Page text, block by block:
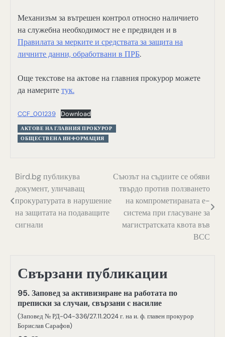
Механизъм за вътрешен контрол относно наличието
на служебна необходимост не е предвиден и в
Правилата за мерките и средствата за защита на
личните данни, обработвани в ПРБ.
Още текстове на актове на главния прокурор можете
да намеритетук.
CCF_001239 Download
АКТОВЕ НА ГЛАВНИЯ ПРОКУРОР
ОБЩЕСТВЕНА ИНФОРМАЦИЯ
Навигация
Bird.bg публикува
документ, уличаващ
прокуратурата в нарушение
на защитата на подаващите
сигнали
Съюзът на съдиите се обяви
твърдо против ползването
на компрометираната е-
система при гласуване за
магистратската квота във
ВСС
Свързани публикации
95. Заповед за активизиране на работата по
преписки за случаи, свързани с насилие
(Заповед № РД-04-336/27.11.2024 г. на и. ф. главен прокурор
Борислав Сарафов)